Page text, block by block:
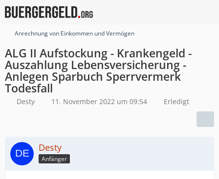
Anrechnung von Einkommen und Vermögen
ALG II Aufstockung - Krankengeld -
Auszahlung Lebensversicherung -
Anlegen Sparbuch Sperrvermerk
Todesfall
Desty 11. November 2022 um 09:54 Erledigt
Desty
Anfänger